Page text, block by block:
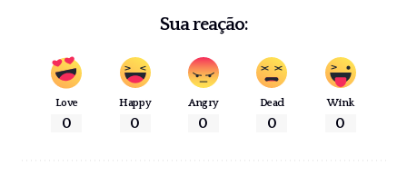
Sua reação:
Love
0
Happy
0
Angry
0
Dead
0
Wink
0